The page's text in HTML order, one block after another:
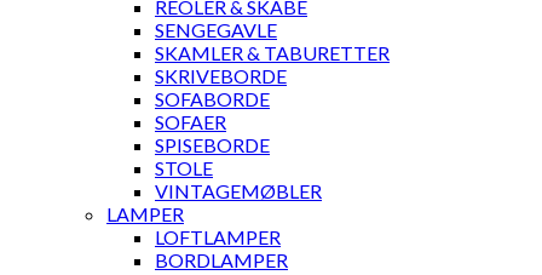
REOLER & SKABE
SENGEGAVLE
SKAMLER & TABURETTER
SKRIVEBORDE
SOFABORDE
SOFAER
SPISEBORDE
STOLE
VINTAGEMØBLER
LAMPER
LOFTLAMPER
BORDLAMPER